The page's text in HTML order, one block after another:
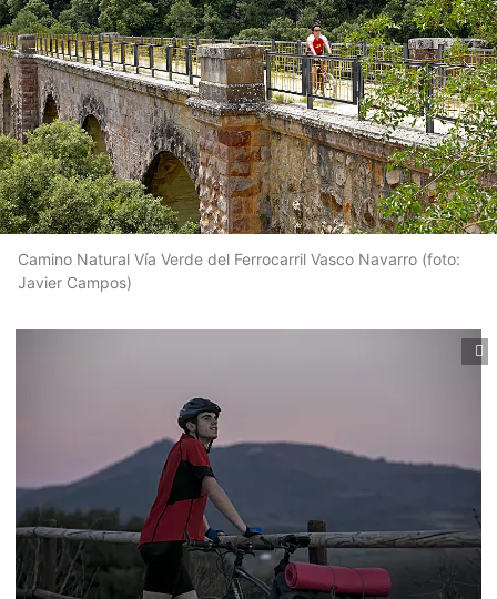
Camino Natural Vía Verde del Ferrocarril Vasco Navarro (foto:
Javier Campos)